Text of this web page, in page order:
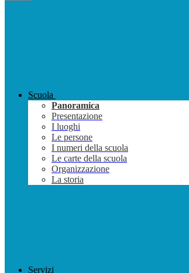
Scuola
Panoramica
Presentazione
I luoghi
Le persone
I numeri della scuola
Le carte della scuola
Organizzazione
La storia
Servizi